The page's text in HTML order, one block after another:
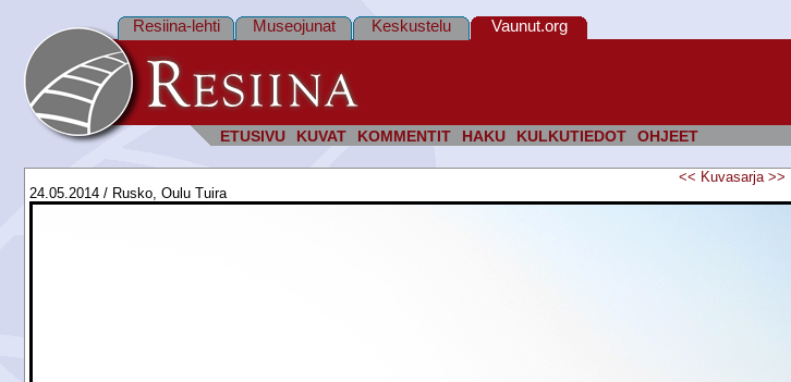
ETUSIVU KUVAT KOMMENTIT HAKU KULKUTIEDOT OHJEET
Resiina-lehti Museojunat Keskustelu Vaunut.org
<< Kuvasarja >>
24.05.2014 / Rusko, Oulu Tuira